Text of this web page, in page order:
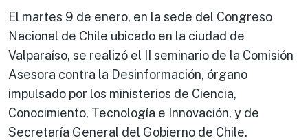
El martes 9 de enero, en la sede del Congreso
Nacional de Chile ubicado en la ciudad de
Valparaíso, se realizó el II seminario de la Comisión
Asesora contra la Desinformación, órgano
impulsado por los ministerios de Ciencia,
Conocimiento, Tecnología e Innovación, y de
Secretaría General del Gobierno de Chile.